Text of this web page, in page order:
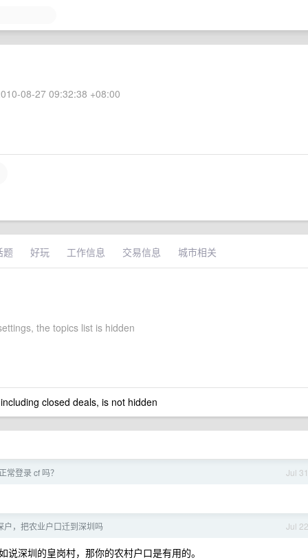
08-27 09:32:38 +08:00
题 好玩 工作信息 交易信息 城市相关
the topics list is hidden
closed deals, is not hidden
Jul 31
常登录 cf 吗？
Jul 22
户，把农业户口迁到深圳吗
深圳的皇岗村，那你的农村户口是有用的。